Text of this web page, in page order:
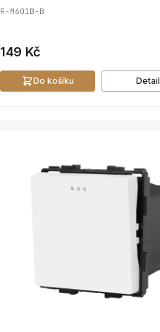
R-M601B-B
149 Kč
Do košíku Detail